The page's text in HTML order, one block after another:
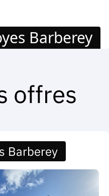
Barberey
offres
Barberey